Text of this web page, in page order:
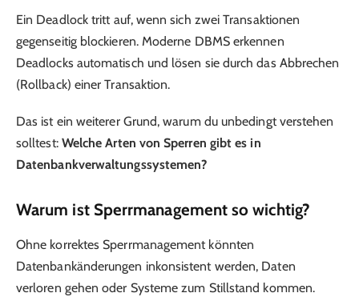
Ein Deadlock tritt auf, wenn sich zwei Transaktionen
gegenseitig blockieren. Moderne DBMS erkennen
Deadlocks automatisch und lösen sie durch das Abbrechen
(Rollback) einer Transaktion.
Das ist ein weiterer Grund, warum du unbedingt verstehen
solltest: Welche Arten von Sperren gibt es in
Datenbankverwaltungssystemen?
Warum ist Sperrmanagement so wichtig?
Ohne korrektes Sperrmanagement könnten
Datenbankänderungen inkonsistent werden, Daten
verloren gehen oder Systeme zum Stillstand kommen.